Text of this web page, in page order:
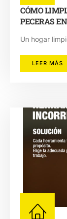
CÓMO
PECERAS
Un hogar
LEER MÁS